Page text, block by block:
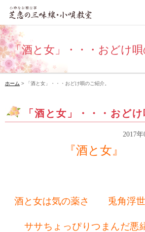
「酒と女」・・・おどけ唄
ホーム > 「酒と女」・・・おどけ唄のご紹介。
「酒と女」・・・おどけ
2017
『酒と女』
酒と女は気の薬さ 兎角浮世
ササちょっぴりつまんだ